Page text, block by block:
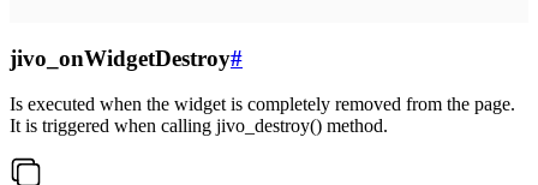
jivo_onWidgetDestroy#
Is executed when the widget is completely removed from the page.
It is triggered when calling jivo_destroy() method.